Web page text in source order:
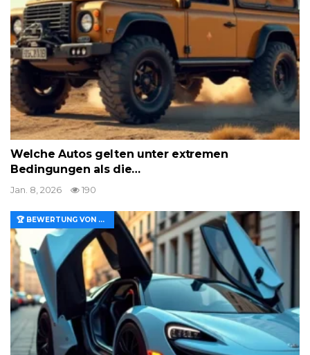
Welche Autos gelten unter extremen
Bedingungen als die…
Jan. 8, 2026 190
🏆 BEWERTUNG VON MERKMALEN UND WERT